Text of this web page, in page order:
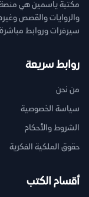
مكتبة ياسمين هي منصة
سيرفرات وروابط
روابط سريعة
من نحن
سياسة الخصوصية
الشروط والأحكام
حقوق الملكية الفكرية
أقسام الكتب